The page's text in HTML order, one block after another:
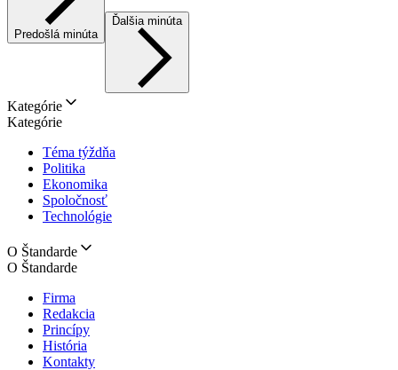
Predošlá minúta
Ďalšia minúta
Kategórie
Kategórie
Téma týždňa
Politika
Ekonomika
Spoločnosť
Technológie
O Štandarde
O Štandarde
Firma
Redakcia
Princípy
História
Kontakty